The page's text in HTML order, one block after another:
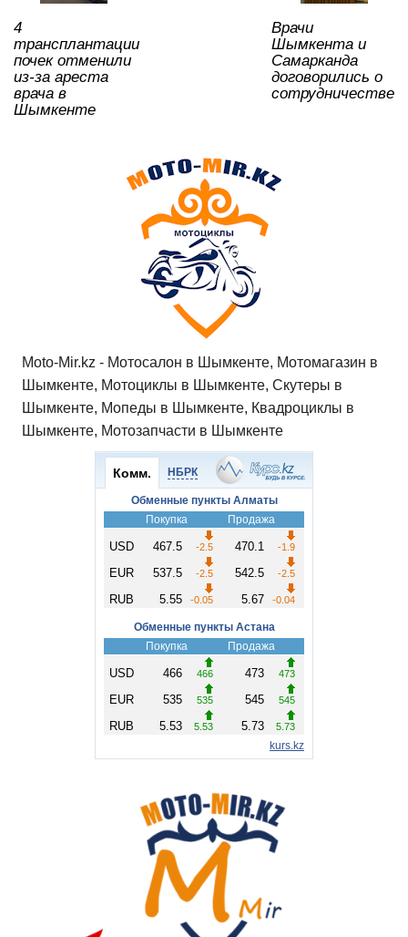
p
o
k
ть
4
трансплантации
почек отменили
из-за ареста
врача в
Шымкенте
Врачи
Шымкента и
Самарканда
договорились о
сотрудничестве
Moto-Mir.kz - Мотосалон в Шымкенте, Мотомагазин в
Шымкенте, Мотоциклы в Шымкенте, Скутеры в
Шымкенте, Мопеды в Шымкенте, Квадроциклы в
Шымкенте, Мотозапчасти в Шымкенте